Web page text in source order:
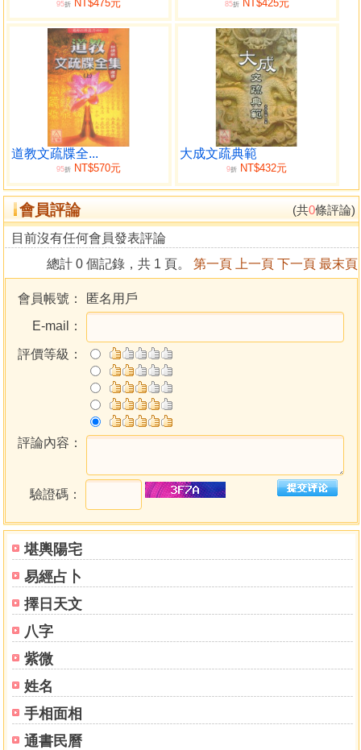
堪輿陽宅
易經占卜
擇日天文
八字
紫微
姓名
手相面相
通書民曆
然皆祖朱子家禮之法可謂爲世之用矣惟歷時既久不無今昔或
異況印版老而字畫多失真不容不再重新付梓乘此余爲校對並
以昔有雜論之繁者畧刪之今有簡便之宜者稍增之以俟大雅訂
正而俾居家有家禮之遵依矣
中華民國十一年秋 鷺江 楊鑑曉潭 識
卷一
學禮要務
冠筓柝義
人事類語
晏禮投刺
百忍治家
治家先禮
卷二
卷三
交結稱頌
自謙男女
卷四
婚姻儀禮 婚書中如陳林吳鄭方宋柯黃程周王謝鄒魏消江
此十六姓配成婚書內故世系中部富賛
婚書禮帖 古今參攷
結婚新式
卷五
世系事蹟
祝壽式
壽文式
卷六
喪祭總論
初喪辨考
衣制辨考
明器辨考
95折 NT$475元 85折NT$425元
道教文疏牒全...
95折 NT$570元
大成文疏典範
9折 NT$432元
會員評論 (共0條評論)
目前沒有任何會員發表評論
總計 0 個記錄，共 1 頁。 第一頁 上一頁 下一頁 最末頁
會員帳號：
匿名用戶
E-mail：
評價等級：
評論內容：
驗證碼：